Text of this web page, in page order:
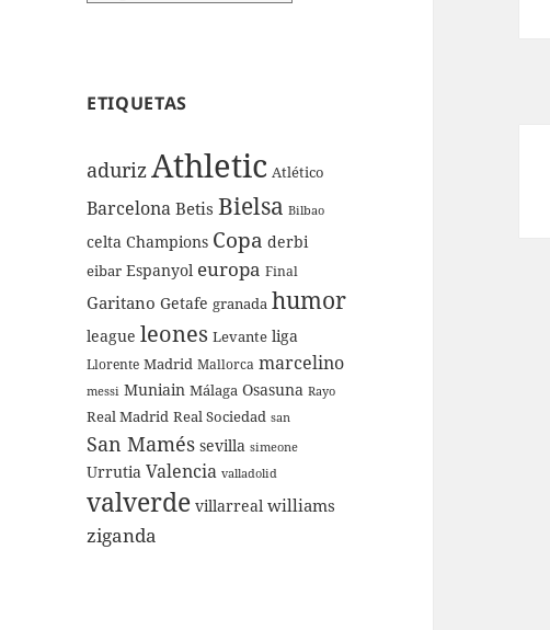
ETIQUETAS
adurizAthletic Atlético
Barcelona Betis Bielsa Bilbao
celta Champions Copa derbi
eibar Espanyol europa Final
Garitano Getafe granada humor
league leones Levante liga
Llorente Madrid Mallorca marcelino
messi Muniain Málaga Osasuna Rayo
Real Madrid Real Sociedad san
San Mamés sevilla simeone
Urrutia Valencia valladolid
valverde villarreal williams
ziganda